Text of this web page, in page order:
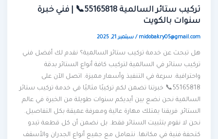
تركيب ستائر السالمية 55165818📞 | فني خبرة
سنوات بالكويت
midobakry05@gmail.com
/سبتمبر 21, 2025
هل تبحث عن خدمة تركيب ستائر السالمية؟ نقدم لك أفضل فني
تركيب ستائر في السالمية لتركيب كافة أنواع الستائر بدقة
واحترافية. سرعة في التنفيذ وأسعار مميزة. اتصل الآن على
55165818📞 خبرتنا تضمن لكم تركيبًا مثاليًا في خدمة تركيب ستائر
السالمية نحن نضع بين أيديكم سنوات طويلة من الخبرة في عالم
الستائر. فريقنا يمتلك مهارة عالية ومعرفة عميقة بكل التفاصيل.
نحن لا نقوم بتثبيت الستائر فقط. بل نضمن أن كل قطعة تبدو
كتحفة فنية في مكانها. نتعامل مع جميع أنواع الجدران والأسقف